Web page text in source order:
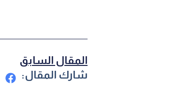
المقال السابق
شارك المقال: